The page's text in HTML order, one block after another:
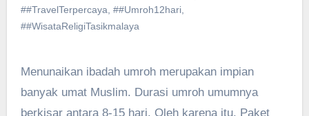
##TravelTerpercaya, ##Umroh12hari,
##WisataReligiTasikmalaya
Menunaikan ibadah umroh merupakan impian
banyak umat Muslim. Durasi umroh umumnya
berkisar antara 8-15 hari. Oleh karena itu, Paket